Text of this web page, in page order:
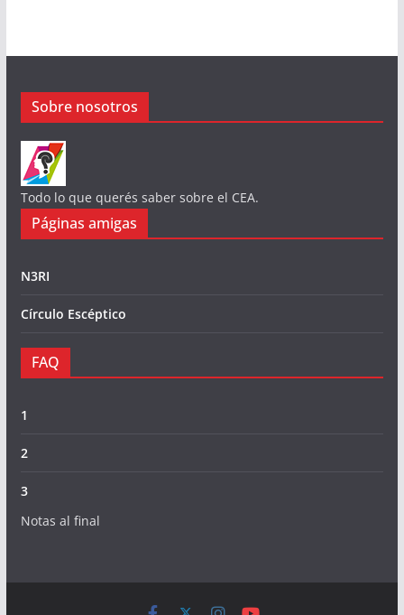
Sobre nosotros
Todo lo que querés saber sobre el CEA.
Páginas amigas
N3RI
Círculo Escéptico
FAQ
1
2
3
Notas al final